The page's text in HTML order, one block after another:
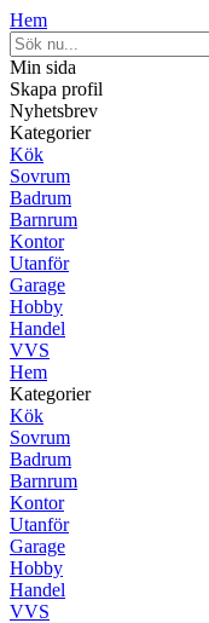
Hem
Min sida
Skapa profil
Nyhetsbrev
Kategorier
Kök
Sovrum
Badrum
Barnrum
Kontor
Utanför
Garage
Hobby
Handel
VVS
Hem
Kategorier
Kök
Sovrum
Badrum
Barnrum
Kontor
Utanför
Garage
Hobby
Handel
VVS